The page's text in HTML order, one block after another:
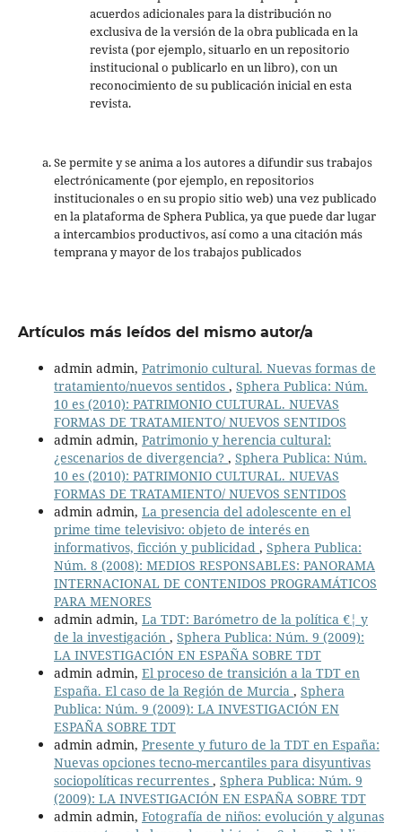
acuerdos adicionales para la distribución no
exclusiva de la versión de la obra publicada en la
revista (por ejemplo, situarlo en un repositorio
institucional o publicarlo en un libro), con un
reconocimiento de su publicación inicial en esta
revista.
Se permite y se anima a los autores a difundir sus trabajos
electrónicamente (por ejemplo, en repositorios
institucionales o en su propio sitio web) una vez publicado
en la plataforma de Sphera Publica, ya que puede dar lugar
a intercambios productivos, así como a una citación más
temprana y mayor de los trabajos publicados
Artículos más leídos del mismo autor/a
admin admin, Patrimonio cultural. Nuevas formas de
tratamiento/nuevos sentidos , Sphera Publica: Núm.
10 es (2010): PATRIMONIO CULTURAL. NUEVAS
FORMAS DE TRATAMIENTO/ NUEVOS SENTIDOS
admin admin, Patrimonio y herencia cultural:
¿escenarios de divergencia? , Sphera Publica: Núm.
10 es (2010): PATRIMONIO CULTURAL. NUEVAS
FORMAS DE TRATAMIENTO/ NUEVOS SENTIDOS
admin admin, La presencia del adolescente en el
prime time televisivo: objeto de interés en
informativos, ficción y publicidad , Sphera Publica:
Núm. 8 (2008): MEDIOS RESPONSABLES: PANORAMA
INTERNACIONAL DE CONTENIDOS PROGRAMÁTICOS
PARA MENORES
admin admin, La TDT: Barómetro de la política €¦ y
de la investigación , Sphera Publica: Núm. 9 (2009):
LA INVESTIGACIÓN EN ESPAÑA SOBRE TDT
admin admin, El proceso de transición a la TDT en
España. El caso de la Región de Murcia , Sphera
Publica: Núm. 9 (2009): LA INVESTIGACIÓN EN
ESPAÑA SOBRE TDT
admin admin, Presente y futuro de la TDT en España:
Nuevas opciones tecno-mercantiles para disyuntivas
sociopolíticas recurrentes , Sphera Publica: Núm. 9
(2009): LA INVESTIGACIÓN EN ESPAÑA SOBRE TDT
admin admin, Fotografía de niños: evolución y algunas